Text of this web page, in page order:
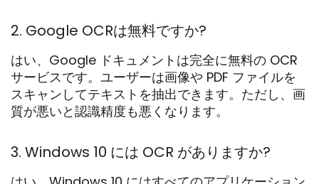
2. Google OCRは無料ですか?
はい、Google ドキュメントは完全に無料の OCR
サービスです。ユーザーは画像や PDF ファイルを
スキャンしてテキストを抽出できます。ただし、画
質が悪いと認識精度も悪くなります。
3. Windows 10 には OCR がありますか?